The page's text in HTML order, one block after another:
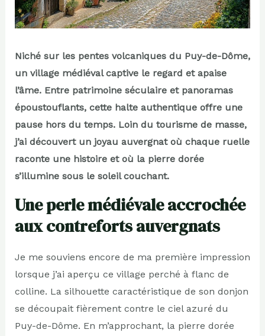
Niché sur les pentes volcaniques du Puy-de-Dôme,
un village médiéval captive le regard et apaise
l’âme. Entre patrimoine séculaire et panoramas
époustouflants, cette halte authentique offre une
pause hors du temps. Loin du tourisme de masse,
j’ai découvert un joyau auvergnat où chaque ruelle
raconte une histoire et où la pierre dorée
s’illumine sous le soleil couchant.
Une perle médiévale accrochée
aux contreforts auvergnats
Je me souviens encore de ma première impression
lorsque j’ai aperçu ce village perché à flanc de
colline. La silhouette caractéristique de son donjon
se découpait fièrement contre le ciel azuré du
Puy-de-Dôme. En m’approchant, la pierre dorée